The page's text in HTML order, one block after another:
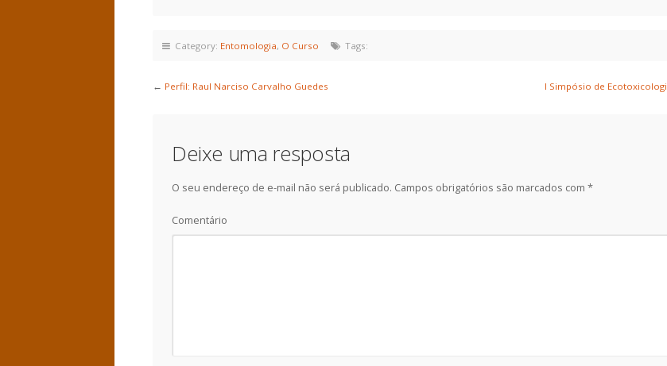
Category: Entomologia, O Curso Tags:
← Perfil: Raul Narciso Carvalho Guedes I Simpósio de
Deixe uma resposta
O seu endereço de e-mail não será publicado. Campos obrigatórios são marcados com *
Comentário